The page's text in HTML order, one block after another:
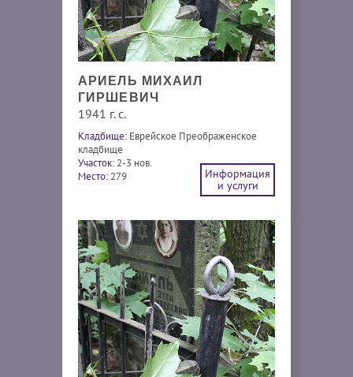
АРИЕЛЬ МИХАИЛ
ГИРШЕВИЧ
1941 г. с.
Кладбище: Еврейское Преображенское
кладбище
Участок: 2-3 нов.
Место: 279
Информация
и услуги